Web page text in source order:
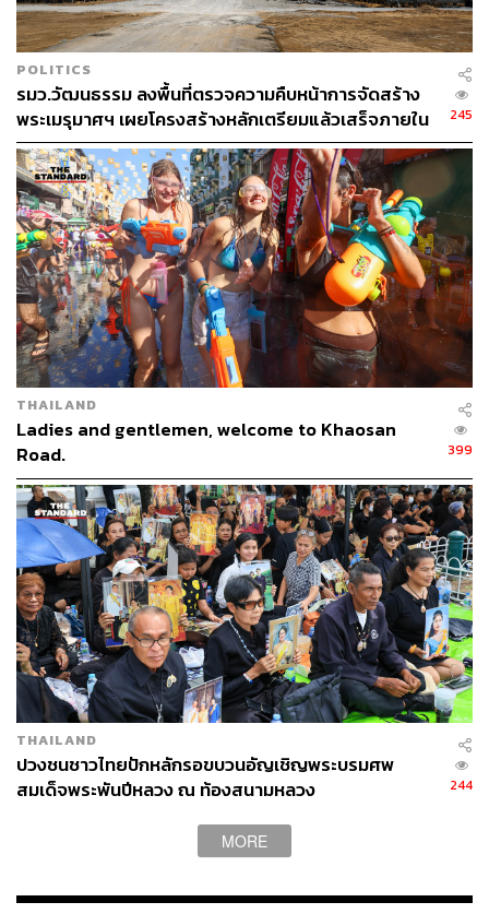
POLITICS
รมว.วัฒนธรรม ลงพื้นที่ตรวจความคืบหน้าการจัดสร้าง
พระเมรุมาศฯ เผยโครงสร้างหลักเตรียมแล้วเสร็จภายใน
เดือนตุลาคมนี้
245
THAILAND
Ladies and gentlemen, welcome to Khaosan
Road.
399
THAILAND
ปวงชนชาวไทยปักหลักรอขบวนอัญเชิญพระบรมศพ
สมเด็จพระพันปีหลวง ณ ท้องสนามหลวง
244
MORE